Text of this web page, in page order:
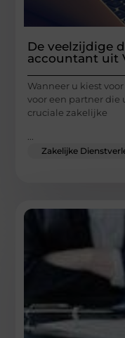
De veelzijdige
accountant uit
Wanneer u kiest
voor een partner die
cruciale zakelijke
Zakelijke